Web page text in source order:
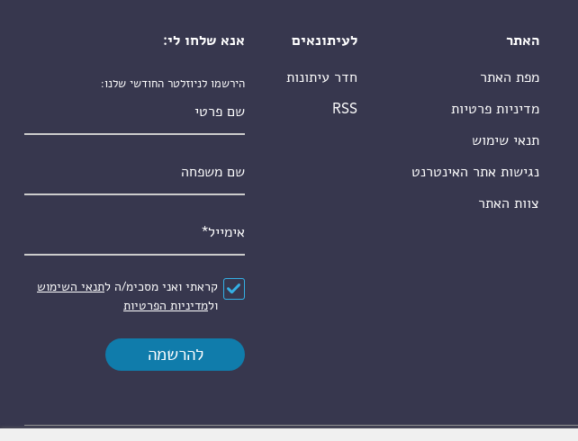
האתר
מפת האתר
מדיניות פרטיות
תנאי שימוש
נגישות אתר האינטרנט
צוות האתר
לעיתונאים
חדר עיתונות
RSS
אנא שלחו לי:
הירשמו לניוזלטר החודשי שלנו:
הסכם*
קראתי ואני מסכימ/ה לתנאי השימוש
ולמדיניות הפרטיות